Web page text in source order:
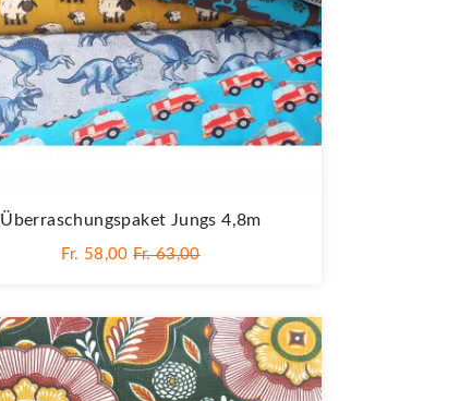
Überraschungspaket Jungs 4,8m
Fr. 58,00 Fr. 63,00